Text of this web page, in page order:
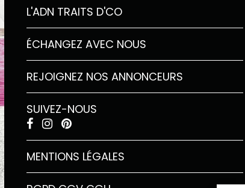
L'ADN TRAITS D'CO
ÉCHANGEZ AVEC NOUS
REJOIGNEZ NOS ANNONCEURS
SUIVEZ-NOUS
MENTIONS LÉGALES